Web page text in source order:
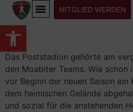
Werkzeugleiste öffnen
MITGLIED WERDEN
Das Poststadion gehörte am
den Moabiter Teams. Wie schon
vor Beginn der neuen Saison ein
dem heimischen Gelände
und sozial für die anstehenden